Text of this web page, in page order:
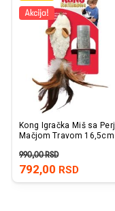
Kong Igračka Miš sa
Mačjom Travom 16,5cm
792,00 RSD
990,00RSD